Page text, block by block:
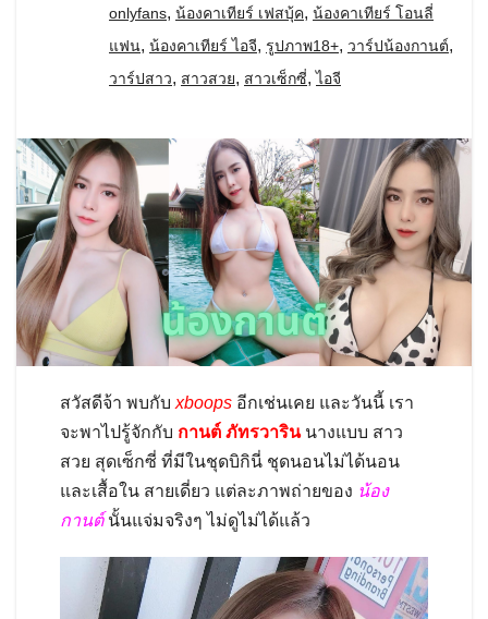
onlyfans, น้องคาเทียร์ เฟสบุ้ค, น้องคาเทียร์ โอนลี่
แฟน, น้องคาเทียร์ ไอจี, รูปภาพ18+, วาร์ปน้องกานต์,
วาร์ปสาว, สาวสวย, สาวเซ็กซี่,ไอจี
สวัสดีจ้า พบกับ xboops อีกเช่นเคย และวันนี้ เรา
จะพาไปรู้จักกับ กานต์ ภัทรวารินนางแบบ สาว
สวย สุดเซ็กซี่ ที่มีในชุดบิกินี่ ชุดนอนไม่ได้นอน
และเสื้อใน สายเดี่ยว แต่ละภาพถ่ายของ น้อง
กานต์นั้นแจ่มจริงๆ ไม่ดูไม่ได้แล้ว